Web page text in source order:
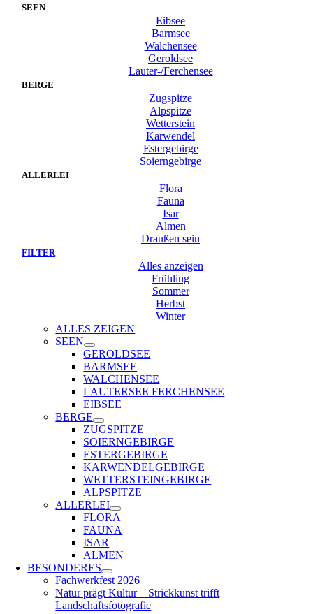
SEEN
Eibsee
Barmsee
Walchensee
Geroldsee
Lauter-/Ferchensee
BERGE
Zugspitze
Alpspitze
Wetterstein
Karwendel
Estergebirge
Soierngebirge
ALLERLEI
Flora
Fauna
Isar
Almen
Draußen sein
FILTER
Alles anzeigen
Frühling
Sommer
Herbst
Winter
ALLES ZEIGEN
SEEN
GEROLDSEE
BARMSEE
WALCHENSEE
LAUTERSEE FERCHENSEE
EIBSEE
BERGE
ZUGSPITZE
SOIERNGEBIRGE
ESTERGEBIRGE
KARWENDELGEBIRGE
WETTERSTEINGEBIRGE
ALPSPITZE
ALLERLEI
FLORA
FAUNA
ISAR
ALMEN
BESONDERES
Fachwerkfest 2026
Natur prägt Kultur – Strickkunst trifft
Landschaftsfotografie